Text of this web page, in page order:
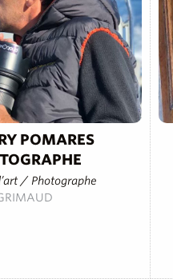
POMARES
/ Photographe